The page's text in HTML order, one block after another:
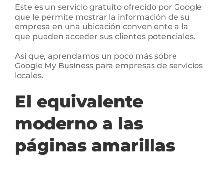
Este es un servicio gratuito ofrecido por Google
que le permite mostrar la información de su
empresa en una ubicación conveniente a la
que pueden acceder sus clientes potenciales.
Así que, aprendamos un poco más sobre
Google My Business para empresas de servicios
locales.
El equivalente
moderno a las
páginas amarillas